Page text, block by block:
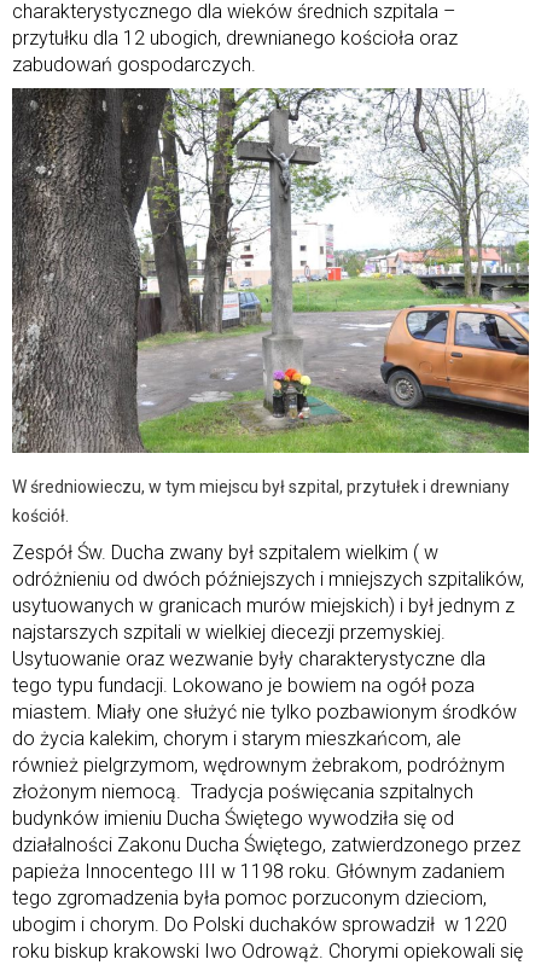
charakterystycznego dla wieków średnich szpitala –
przytułku dla 12 ubogich, drewnianego kościoła oraz
zabudowań gospodarczych.
W średniowieczu, w tym miejscu był szpital, przytułek i drewniany
kościół.
Zespół Św. Ducha zwany był szpitalem wielkim ( w
odróżnieniu od dwóch późniejszych i mniejszych szpitalików,
usytuowanych w granicach murów miejskich) i był jednym z
najstarszych szpitali w wielkiej diecezji przemyskiej.
Usytuowanie oraz wezwanie były charakterystyczne dla
tego typu fundacji. Lokowano je bowiem na ogół poza
miastem. Miały one służyć nie tylko pozbawionym środków
do życia kalekim, chorym i starym mieszkańcom, ale
również pielgrzymom, wędrownym żebrakom, podróżnym
złożonym niemocą. Tradycja poświęcania szpitalnych
budynków imieniu Ducha Świętego wywodziła się od
działalności Zakonu Ducha Świętego, zatwierdzonego przez
papieża Innocentego III w 1198 roku. Głównym zadaniem
tego zgromadzenia była pomoc porzuconym dzieciom,
ubogim i chorym. Do Polski duchaków sprowadził w 1220
roku biskup krakowski Iwo Odrowąż. Chorymi opiekowali się